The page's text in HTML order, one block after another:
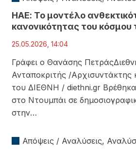
ΗΑΕ: Το μοντέλο
κανονικότητας του κόσμου
25.05.2026, 14:04
Γράφει ο Θανάσης
Ανταποκριτής /Αρχισυντάκτης
του ΔΙΕΘΝΗ / diethni.gr
στο Ντουμπάι σε
στην…
Απόψεις / Αναλύσεις,